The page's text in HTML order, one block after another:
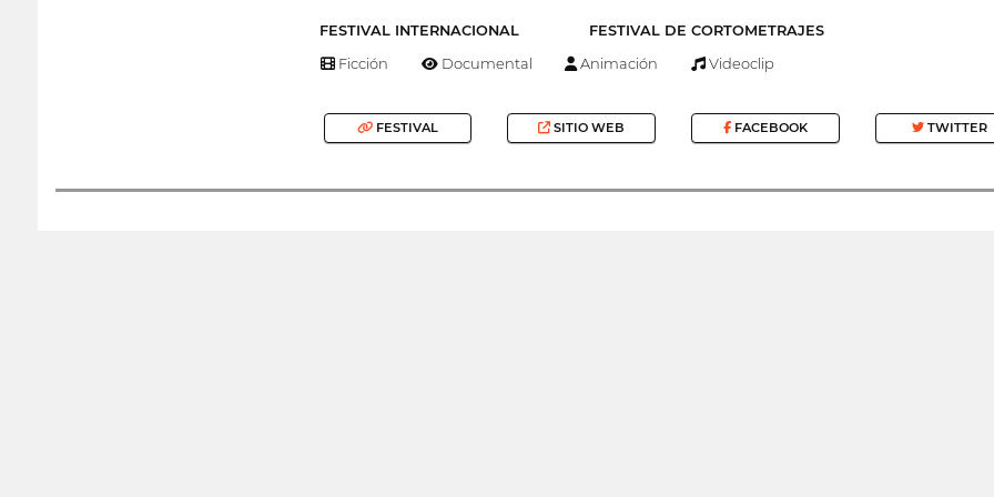
FESTIVAL INTERNACIONAL FESTIVAL DE CORTOMETRAJES
Ficción Documental Animación Videoclip
FESTIVAL SITIO WEB FACEBOOK TWITTER